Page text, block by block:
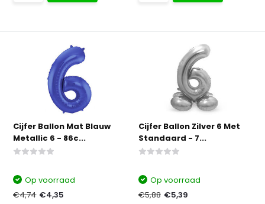
Cijfer Ballon Mat Blauw
Metallic 6 - 86c...
Op voorraad
€4,74 €4,35
Cijfer Ballon Zilver 6 Met
Standaard - 7...
Op voorraad
€5,88 €5,39